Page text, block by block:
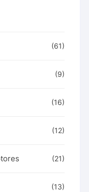
(61)
(9)
(16)
(12)
(21)
(13)